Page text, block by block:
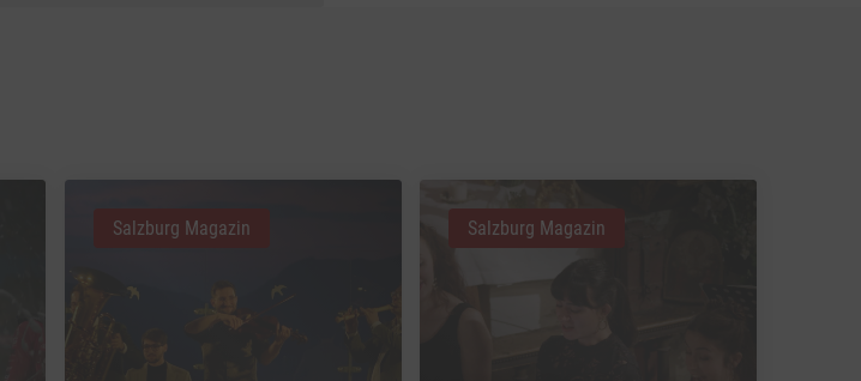
Salzburg Magazin Salzburg Magazin